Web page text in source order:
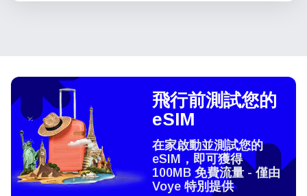
飛行前測試您的
eSIM
在家啟動並測試您的
eSIM，即可獲得
100MB 免費流量 - 僅由
Voye 特別提供